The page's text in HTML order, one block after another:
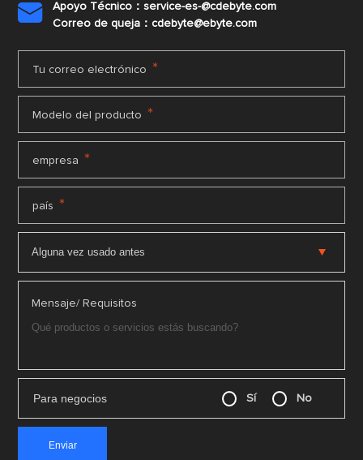

Apoyo Técnico：service-es-@cdebyte.com
Correo de queja：cdebyte@ebyte.com
Tu correo electrónico *
Modelo del producto *
empresa *
país *
Mensaje/ Requisitos
Para negocios Sí No